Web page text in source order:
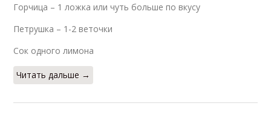
Горчица – 1 ложка или чуть больше по вкусу
Петрушка – 1-2 веточки
Сок одного лимона
Читать дальше →